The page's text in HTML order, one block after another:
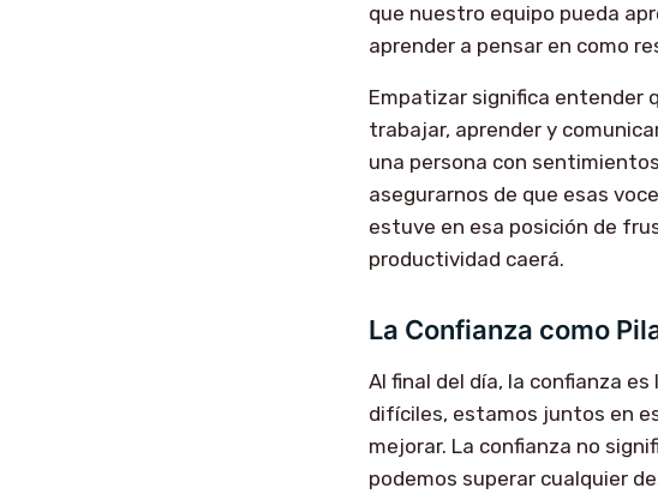
que nuestro equipo pueda
aprender a pensar en como
Empatizar significa entender
trabajar, aprender y
una persona con
asegurarnos de que esas
estuve en esa posición de
productividad caerá.
La Confianza como
Al final del día, la confianza
difíciles, estamos juntos en
mejorar. La confianza no
podemos superar cualquier